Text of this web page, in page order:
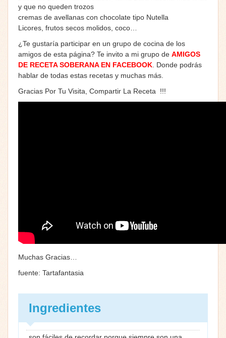
y que no queden trozos
cremas de avellanas con chocolate tipo Nutella
Licores, frutos secos molidos, coco…
¿Te gustaría participar en un grupo de cocina de los
amigos de esta página? Te invito a mi grupo de AMIGOS
DE RECETA SOBERANA EN FACEBOOK . Donde podrás
hablar de todas estas recetas y muchas más.
Gracias Por Tu Visita, Compartir La Receta !!!
Muchas Gracias…
fuente: Tartafantasia
Ingredientes